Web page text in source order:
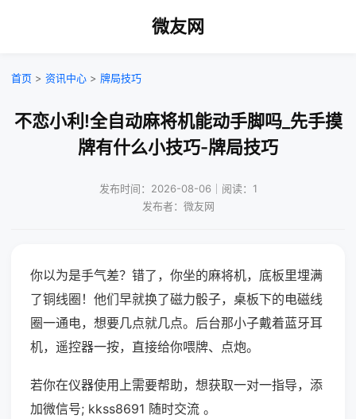
微友网
首页 > 资讯中心 > 牌局技巧
不恋小利!全自动麻将机能动手脚吗_先手摸
牌有什么小技巧-牌局技巧
发布时间：2026-08-06｜阅读：1
发布者：微友网
你以为是手气差？错了，你坐的麻将机，底板里埋满
了铜线圈！他们早就换了磁力骰子，桌板下的电磁线
圈一通电，想要几点就几点。后台那小子戴着蓝牙耳
机，遥控器一按，直接给你喂牌、点炮。
若你在仪器使用上需要帮助，想获取一对一指导，添
加微信号; kkss8691 随时交流 。